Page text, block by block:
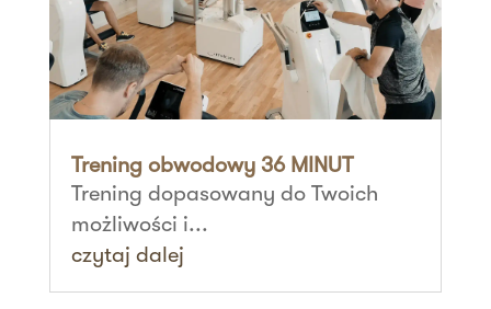
Trening obwodowy 36 MINUT
Trening dopasowany do Twoich
możliwości i...
czytaj dalej